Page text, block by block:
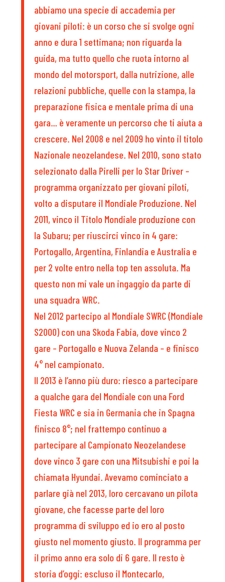
abbiamo una specie di accademia per
giovani piloti: è un corso che si svolge ogni
anno e dura 1 settimana; non riguarda la
guida, ma tutto quello che ruota intorno al
mondo del motorsport, dalla nutrizione, alle
relazioni pubbliche, quelle con la stampa, la
preparazione fisica e mentale prima di una
gara… è veramente un percorso che ti aiuta a
crescere. Nel 2008 e nel 2009 ho vinto il titolo
Nazionale neozelandese. Nel 2010, sono stato
selezionato dalla Pirelli per lo Star Driver –
programma organizzato per giovani piloti,
volto a disputare il Mondiale Produzione. Nel
2011, vinco il Titolo Mondiale produzione con
la Subaru; per riuscirci vinco in 4 gare:
Portogallo, Argentina, Finlandia e Australia e
per 2 volte entro nella top ten assoluta. Ma
questo non mi vale un ingaggio da parte di
una squadra WRC.
Nel 2012 partecipo al Mondiale SWRC (Mondiale
S2000) con una Skoda Fabia, dove vinco 2
gare – Portogallo e Nuova Zelanda – e finisco
4° nel campionato.
Il 2013 è l’anno più duro: riesco a partecipare
a qualche gara del Mondiale con una Ford
Fiesta WRC e sia in Germania che in Spagna
finisco 8°; nel frattempo continuo a
partecipare al Campionato Neozelandese
dove vinco 3 gare con una Mitsubishi e poi la
chiamata Hyundai. Avevamo cominciato a
parlare già nel 2013, loro cercavano un pilota
giovane, che facesse parte del loro
programma di sviluppo ed io ero al posto
giusto nel momento giusto. Il programma per
il primo anno era solo di 6 gare. Il resto è
storia d’oggi: escluso il Montecarlo,